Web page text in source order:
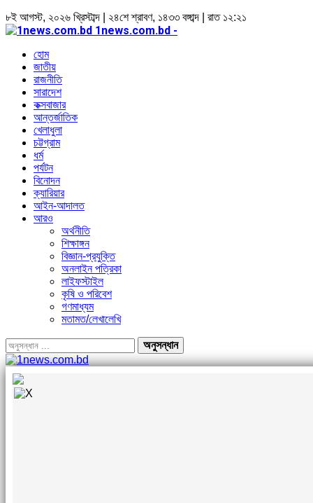
৮ই আগস্ট, ২০২৬ খ্রিস্টাব্দ | ২৪শে শ্রাবণ, ১৪৩৩ বঙ্গাব্দ | রাত ১২:২১
1news.com.bd -
হোম
জাতীয়
রাজনীতি
সারাদেশ
কক্সবাজার
আন্তর্জাতিক
খেলাধুলা
চট্টগ্রাম
ধর্ম
পর্যটন
বিনোদন
ক্যারিয়ার
আইন-আদালত
আরও
অর্থনীতি
শিক্ষাঙ্গন
বিজ্ঞান-প্রযুক্তি
অনলাইন পত্রিকা
লাইফস্টাইল
কৃষি ও পরিবেশ
গণমাধ্যম
মতামত/লেখালেখি